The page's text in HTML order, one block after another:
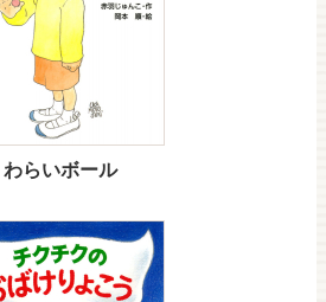
わらいボール